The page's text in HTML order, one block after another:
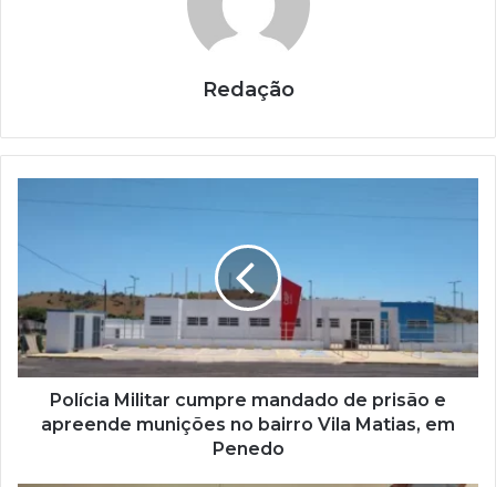
Redação
Polícia Militar cumpre mandado de prisão e
apreende munições no bairro Vila Matias, em
Penedo